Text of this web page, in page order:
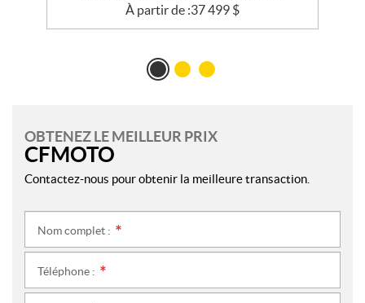
À partir de :37 499 $
OBTENEZ LE MEILLEUR PRIX
CFMOTO
Contactez-nous pour obtenir la meilleure transaction.
Nom complet :
Téléphone :